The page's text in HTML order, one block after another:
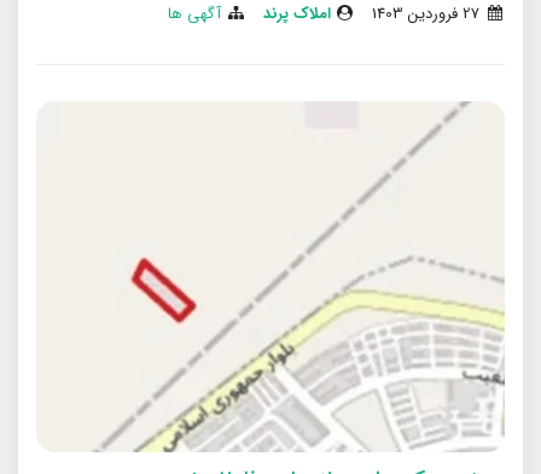
املاک پرند آگهی ها